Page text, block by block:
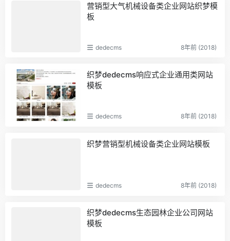
营销型大气机械设备类企业网站织梦模
板
dedecms 8年前 (2018)
织梦dedecms响应式企业通用类网站
模板
dedecms 8年前 (2018)
织梦营销型机械设备类企业网站模板
dedecms 8年前 (2018)
织梦dedecms生态园林企业公司网站
模板